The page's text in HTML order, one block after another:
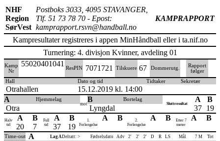
NHF
Region
SørVest
Postboks 3033, 4095 STAVANGER,
Tlf. 51 73 78 70 - Epost:
kamprapport.rsvn@handball.no
KAMPRAPPORT
Kampresultater registreres i appen MinHåndball eller i ta.nif.no
Turnering: 4. divisjon Kvinner, avdeling 01
Kamp
Nr
55020401041
ResPIN 7071721 Tilskuere 67 Dommerutg.
Rapport
følger
Hall
Dato og tid Tidtaker Sekretær
Otrahallen
15.12.2019 kl. 14:00
A
Hjemmelag
Otra mot
B Bortelag
Lyngdal
Sluttresultat
A
37
B
19
Halv
tid
A
20
B
7
Full
tid
A
37
B
19
1.
Forlengelse
A B
2.
Forlengelse
A B
Etter 7
meter
A B
Time-out A Lag ADeltatt: > Fødselsdato Adv 2' 2' 2' D R LS Mål 7 M Tot